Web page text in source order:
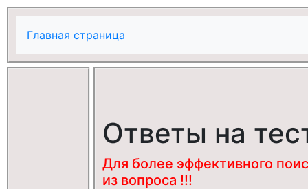
Главная страница
Ответы на
Для более эффективного
из вопроса !!!